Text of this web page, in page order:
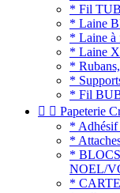
* Fil
* Laine
* Laine à
* Laine
*
*
* Fil
  Papeterie
* Adhésif
*
*
NOEL/
*